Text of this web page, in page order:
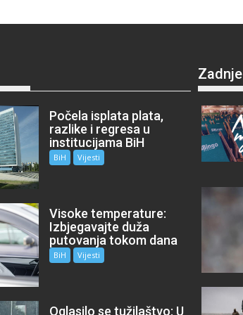
Počela isplata plata,
razlike i regresa u
institucijama BiH
BiH Vijesti
Visoke temperature:
Izbjegavajte duža
putovanja tokom dana
BiH Vijesti
Oglasilo se tužilaštvo: U
Zadnje